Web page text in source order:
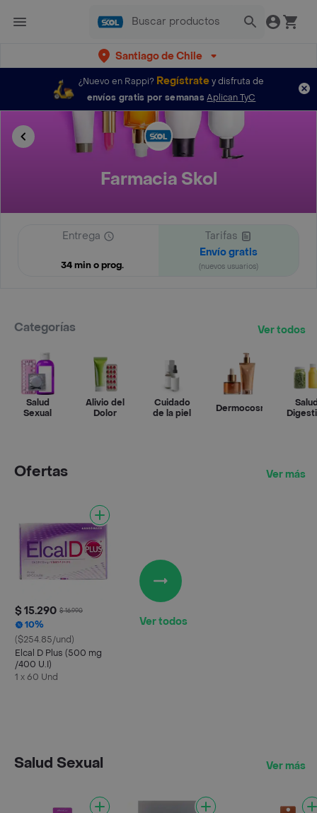
Santiago de Chile
¿Nuevo en Rappi? Regístratey disfruta de
envíos gratis por semanas Aplican TyC
Farmacia Skol
Entrega
34 min o prog.
Tarifas
Envío gratis
(nuevos usuarios)
Categorías Ver todos
Salud
Sexual
Alivio del
Dolor
Cuidado
de la piel
Dermocosmética
Ofertas Ver más
$ 15.290 $ 16.990
10%
($254.85/und)
Elcal D Plus (500 mg
/400 U.I)
1 x 60 Und
Ver todos
Salud Sexual Ver más